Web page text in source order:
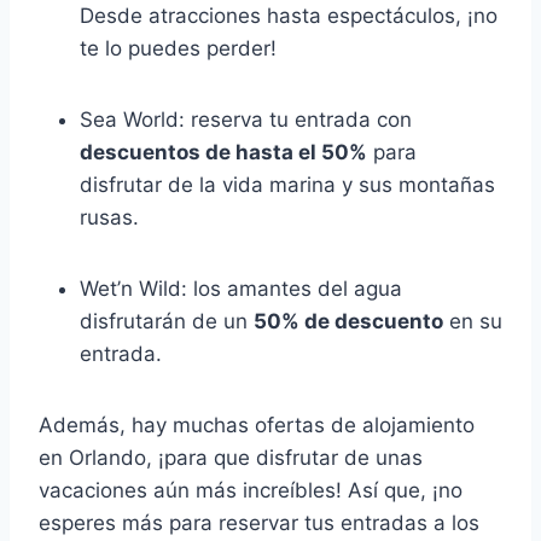
Desde atracciones hasta espectáculos, ¡no
te lo puedes perder!
Sea World: reserva tu entrada con
descuentos de hasta el 50% para
disfrutar de la vida marina y sus montañas
rusas.
Wet’n Wild: los amantes del agua
disfrutarán de un 50% de descuento en su
entrada.
Además, hay muchas ofertas de alojamiento
en Orlando, ¡para que disfrutar de unas
vacaciones aún más increíbles! Así que, ¡no
esperes más para reservar tus entradas a los